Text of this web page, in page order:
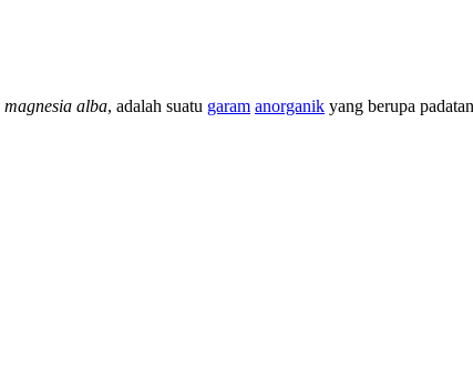
magnesia alba, adalah suatu garam anorganik yang berupa